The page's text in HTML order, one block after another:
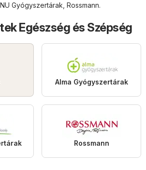
Gyógyszertárak Rossmann.
Egészség és Szépség
Alma Gyógyszertárak
Rossmann